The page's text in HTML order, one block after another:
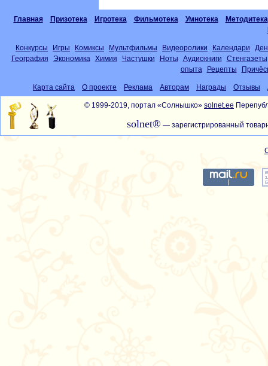
Главная Призотека Игротека Фильмотека Умнотека
Методитека
Конкурсы Игры Комиксы Мультфильмы Видеоролики Календари
География
Экономика Химия Частушки Ноты Аудиокниги
Стенгазеты
опыта
Рецепты
Карта сайта О проекте Реклама Авторам Награды Отзывы
© 1999-2019, портал «Солнышко» solnet.ee
solnet® — зарегистрированный